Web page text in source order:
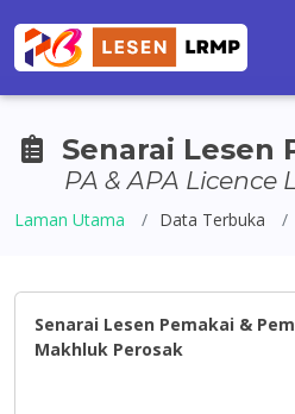
Senarai Lesen
PA & APA Licence
Laman Utama Data Terbuka
Senarai Lesen Pemakai &
Makhluk Perosak